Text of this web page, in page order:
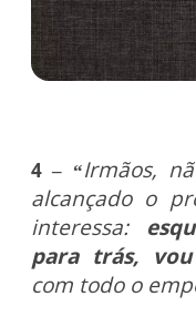
4 – “Irmãos,
alcançado o
interessa:
para trás,
com todo o